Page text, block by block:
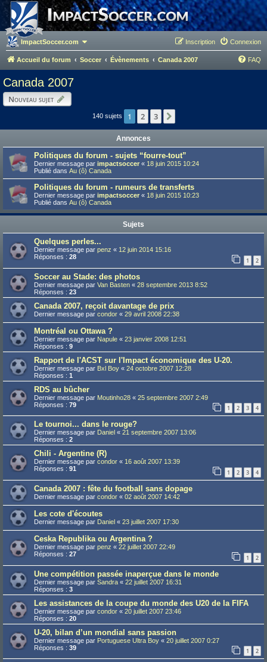
ImpactSoccer.com Connexion
Inscription
Accueil du forum Soccer Évènements Canada 2007 FAQ
Canada 2007
Nouveau sujet
140 sujets 1 2 3
Annonces
Politiques du forum - sujets “fourre-tout”
Dernier message par impactsoccer « 18 juin 2015 10:24
Publié dans Au (ô) Canada
Politiques du forum - rumeurs de transferts
Dernier message par impactsoccer « 18 juin 2015 10:23
Publié dans Au (ô) Canada
Sujets
Quelques perles...
Dernier message par penz « 12 juin 2014 15:16
Réponses : 28 1 2
Soccer au Stade: des photos
Dernier message par Van Basten « 28 septembre 2013 8:52
Réponses : 23
Canada 2007, reçoit davantage de prix
Dernier message par condor « 29 avril 2008 22:38
Montréal ou Ottawa ?
Dernier message par Napule « 23 janvier 2008 12:51
Réponses : 9
Rapport de l'ACST sur l'Impact économique des U-20.
Dernier message par Bxl Boy « 24 octobre 2007 12:28
Réponses : 1
RDS au bûcher
Dernier message par Moutinho28 « 25 septembre 2007 2:49
Réponses : 79 1 2 3 4
Le tournoi... dans le rouge?
Dernier message par Daniel « 21 septembre 2007 13:06
Réponses : 2
Chili - Argentine (R)
Dernier message par condor « 16 août 2007 13:39
Réponses : 91 1 2 3 4
Canada 2007 : fête du football sans dopage
Dernier message par condor « 02 août 2007 14:42
Les cote d'écoutes
Dernier message par Daniel « 23 juillet 2007 17:30
Ceska Republika ou Argentina ?
Dernier message par penz « 22 juillet 2007 22:49
Réponses : 27 1 2
Une compétition passée inaperçue dans le monde
Dernier message par Sandra « 22 juillet 2007 16:31
Réponses : 3
Les assistances de la coupe du monde des U20 de la FIFA
Dernier message par condor « 20 juillet 2007 23:46
Réponses : 20
U-20, bilan d’un mondial sans passion
Dernier message par Portuguese Ultra Boy « 20 juillet 2007 0:27
Réponses : 39 1 2